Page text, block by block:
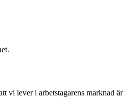
vi lever i arbetstagarens marknad är